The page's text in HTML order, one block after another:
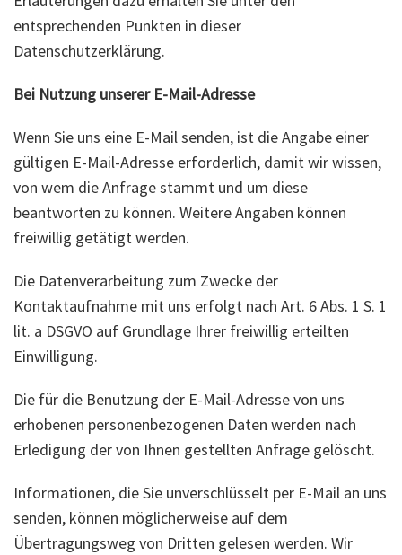
entsprechenden Punkten in dieser
Datenschutzerklärung.
Bei Nutzung unserer E-Mail-Adresse
Wenn Sie uns eine E-Mail senden, ist die Angabe einer
gültigen E-Mail-Adresse erforderlich, damit wir wissen,
von wem die Anfrage stammt und um diese
beantworten zu können. Weitere Angaben können
freiwillig getätigt werden.
Die Datenverarbeitung zum Zwecke der
Kontaktaufnahme mit uns erfolgt nach Art. 6 Abs. 1 S. 1
lit. a DSGVO auf Grundlage Ihrer freiwillig erteilten
Einwilligung.
Die für die Benutzung der E-Mail-Adresse von uns
erhobenen personenbezogenen Daten werden nach
Erledigung der von Ihnen gestellten Anfrage gelöscht.
Informationen, die Sie unverschlüsselt per E-Mail an uns
senden, können möglicherweise auf dem
Übertragungsweg von Dritten gelesen werden. Wir